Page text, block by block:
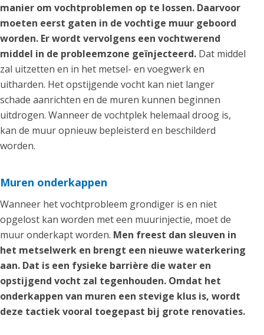
manier om vochtproblemen op te lossen. Daarvoor
moeten eerst gaten in de vochtige muur geboord
worden. Er wordt vervolgens een vochtwerend
middel in de probleemzone geïnjecteerd. Dat middel
zal uitzetten en in het metsel- en voegwerk en
uitharden. Het opstijgende vocht kan niet langer
schade aanrichten en de muren kunnen beginnen
uitdrogen. Wanneer de vochtplek helemaal droog is,
kan de muur opnieuw bepleisterd en beschilderd
worden.
Muren onderkappen
Wanneer het vochtprobleem grondiger is en niet
opgelost kan worden met een muurinjectie, moet de
muur onderkapt worden. Men freest dan sleuven in
het metselwerk en brengt een nieuwe waterkering
aan. Dat is een fysieke barrière die water en
opstijgend vocht zal tegenhouden. Omdat het
onderkappen van muren een stevige klus is, wordt
deze tactiek vooral toegepast bij grote renovaties.